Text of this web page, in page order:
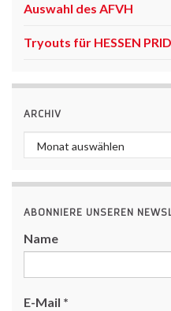
Auswahl des AFVH
Tryouts für HESSEN
ARCHIV
Archiv
ABONNIERE UNSEREN
Name
E-Mail *